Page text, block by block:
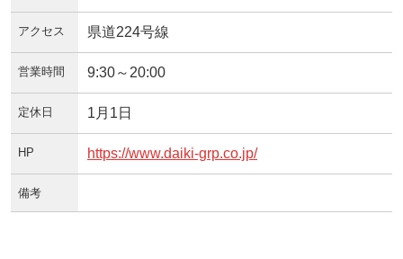
アクセス 県道224号線
営業時間 9:30～20:00
定休日 1月1日
HP https://www.daiki-grp.co.jp/
備考